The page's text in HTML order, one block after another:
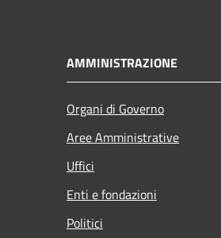
AMMINISTRAZIONE
Organi di Governo
Aree Amministrative
Uffici
Enti e fondazioni
Politici